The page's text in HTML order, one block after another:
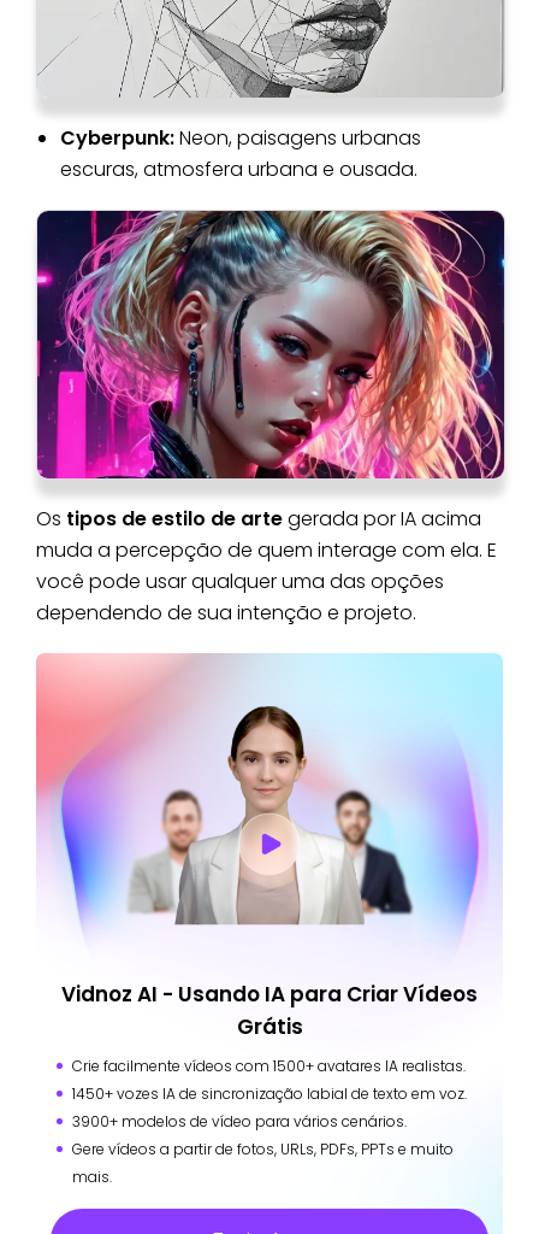
Cyberpunk:Neon, paisagens urbanas
escuras, atmosfera urbana e ousada.
Os tipos de estilo de artegerada por IA acima
muda a percepção de quem interage com ela. E
você pode usar qualquer uma das opções
dependendo de sua intenção e projeto.
Vidnoz AI - Usando IA para Criar Vídeos
Grátis
Crie facilmente vídeos com 1500+ avatares IA realistas.
1450+ vozes IA de sincronização labial de texto em voz.
3900+ modelos de vídeo para vários cenários.
Gere vídeos a partir de fotos, URLs, PDFs, PPTs e muito
mais.